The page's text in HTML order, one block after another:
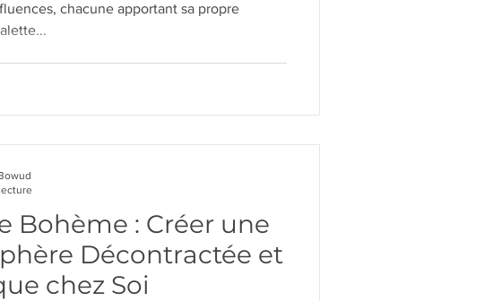
chacune apportant sa propre
Bohème : Créer une
Décontractée et
chez Soi